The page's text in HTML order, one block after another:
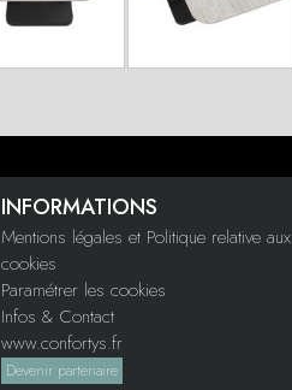
INFORMATIONS
Mentions légales et Politique relative aux
cookies
Paramétrer les cookies
Infos & Contact
www.confortys.fr
Devenir partenaire